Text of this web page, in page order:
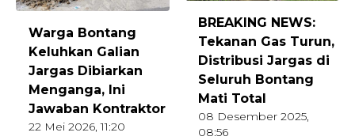
Warga Bontang
Keluhkan Galian
Jargas Dibiarkan
Menganga, Ini
Jawaban Kontraktor
22 Mei 2026, 11:20
BREAKING NEWS:
Tekanan Gas Turun,
Distribusi Jargas di
Seluruh Bontang
Mati Total
08 Desember 2025,
08:56